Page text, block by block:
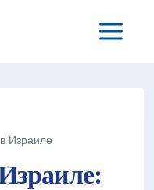
Израиле